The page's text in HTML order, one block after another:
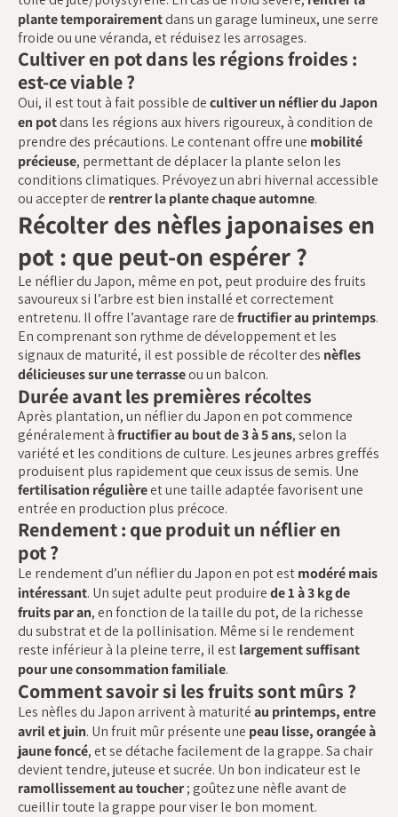
plante temporairementdans un garage lumineux, une serre
froide ou une véranda, et réduisez les arrosages.
Cultiver en pot dans les régions froides :
est-ce viable ?
Oui, il est tout à fait possible decultiver un néflier du Japon
en potdans les régions aux hivers rigoureux, à condition de
prendre des précautions. Le contenant offre une mobilité
précieuse, permettant de déplacer la plante selon les
conditions climatiques. Prévoyez un abri hivernal accessible
ou accepter de rentrer la plante chaque automne.
Récolter des nèfles japonaises en
pot : que peut-on espérer ?
Le néflier du Japon, même en pot, peut produire des fruits
savoureux si l’arbre est bien installé et correctement
entretenu. Il offre l’avantage rare defructifier au printemps.
En comprenant son rythme de développement et les
signaux de maturité, il est possible de récolter des nèfles
délicieuses sur une terrasseou un balcon.
Durée avant les premières récoltes
Après plantation, un néflier du Japon en pot commence
généralement àfructifier au bout de 3 à 5 ans, selon la
variété et les conditions de culture. Les jeunes arbres greffés
produisent plus rapidement que ceux issus de semis. Une
fertilisation régulièreet une taille adaptée favorisent une
entrée en production plus précoce.
Rendement : que produit un néflier en
pot ?
Le rendement d’un néflier du Japon en pot estmodéré mais
intéressant. Un sujet adulte peut produirede 1 à 3 kg de
fruits par an, en fonction de la taille du pot, de la richesse
du substrat et de la pollinisation. Même si le rendement
reste inférieur à la pleine terre, il estlargement suffisant
pour une consommation familiale.
Comment savoir si les fruits sont mûrs ?
Les nèfles du Japon arrivent à maturitéau printemps, entre
avril et juin. Un fruit mûr présente une peau lisse, orangée à
jaune foncé, et se détache facilement de la grappe. Sa chair
devient tendre, juteuse et sucrée. Un bon indicateur est le
ramollissement au toucher; goûtez une nèfle avant de
cueillir toute la grappe pour viser le bon moment.